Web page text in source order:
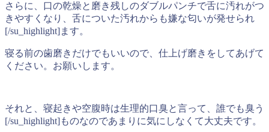
さらに、口の乾燥と磨き残しのダブルパンチで舌に汚れがつ
きやすくなり、舌についた汚れからも嫌な匂いが発せられ
[/su_highlight]ます。
寝る前の歯磨きだけでもいいので、仕上げ磨きをしてあげて
ください。お願いします。
それと、寝起きや空腹時は生理的口臭と言って、誰でも臭う
[/su_highlight]ものなのであまりに気にしなくて大丈夫です。